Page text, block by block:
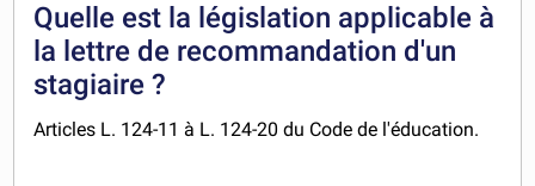
Quelle est la législation applicable à
la lettre de recommandation d'un
stagiaire ?
Articles L. 124-11 à L. 124-20 du Code de l'éducation.